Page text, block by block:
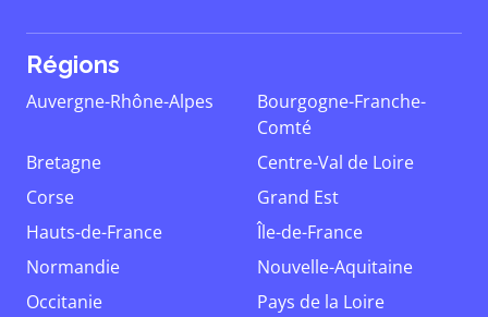
Régions
Auvergne-Rhône-Alpes
Bourgogne-Franche-
Comté
Bretagne
Centre-Val de Loire
Corse
Grand Est
Hauts-de-France
Île-de-France
Normandie
Nouvelle-Aquitaine
Occitanie
Pays de la Loire